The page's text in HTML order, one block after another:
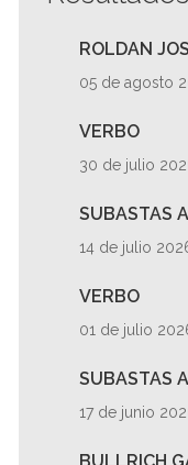
ROLDAN
05 de agosto
VERBO
30 de julio
SUBASTAS
14 de julio
VERBO
01 de julio
SUBASTAS
17 de junio